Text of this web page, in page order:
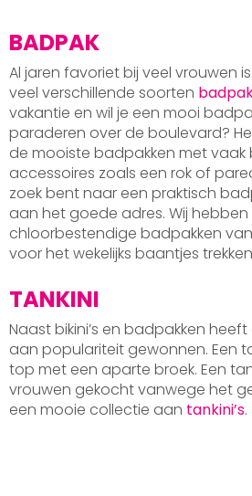
BADPAK
Al jaren favoriet bij veel vrouwen
veel verschillende soorten
vakantie en wil je een mooi
paraderen over de boulevard?
de mooiste badpakken met vaak
accessoires zoals een rok of
zoek bent naar een praktisch
aan het goede adres. Wij hebben
chloorbestendige badpakken van
voor het wekelijks baantjes
TANKINI
Naast bikini’s en badpakken
aan populariteit gewonnen. Een
top met een aparte broek. Een
vrouwen gekocht vanwege het
een mooie collectie aan tankini’s.